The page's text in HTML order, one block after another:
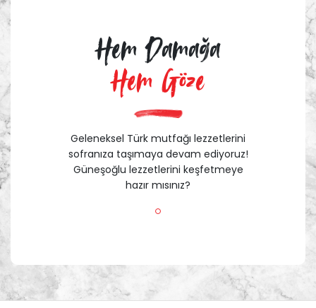
Hem Damağa
Hem Göze
Geleneksel Türk mutfağı lezzetlerini
sofranıza taşımaya devam ediyoruz!
Güneşoğlu lezzetlerini keşfetmeye
hazır mısınız?